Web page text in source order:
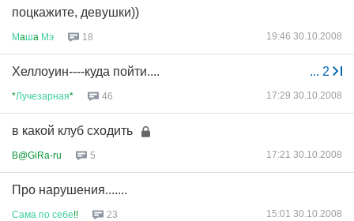
поцкажите, девушки))
Мaшa Мэ 18 19:46 30.10.2008
... 2
Хеллоуин----куда пойти....
*Лучезарная* 46 17:29 30.10.2008
в какой клуб сходить
B@GiRa-ru 5 17:21 30.10.2008
Про нарушения.......
Сама по себе!! 23 15:01 30.10.2008